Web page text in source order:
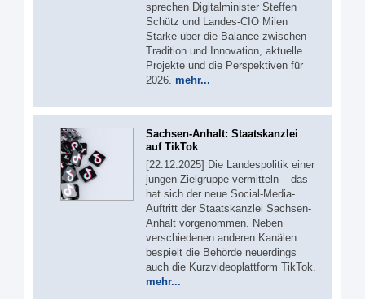
sprechen Digitalminister Steffen
Schütz und Landes-CIO Milen
Starke über die Balance zwischen
Tradition und Innovation, aktuelle
Projekte und die Perspektiven für
2026. mehr...
Sachsen-Anhalt: Staatskanzlei
auf TikTok
[22.12.2025] Die Landespolitik einer
jungen Zielgruppe vermitteln – das
hat sich der neue Social-Media-
Auftritt der Staatskanzlei Sachsen-
Anhalt vorgenommen. Neben
verschiedenen anderen Kanälen
bespielt die Behörde neuerdings
auch die Kurzvideoplattform TikTok.
mehr...